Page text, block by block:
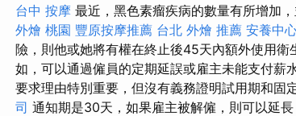
台中 按摩 最近，黑色素瘤疾病的數量有所增加
外燴 桃園 豐原按摩推薦 台北 外燴 推薦 安養中
險，則他或她將有權在終止後45天內額外使用衛
如，可以通過僱員的定期延誤或雇主未能支付薪
要求理由特別重要，但沒有義務證明試用期和固
司 通知期是30天，如果雇主被解僱，則可以延